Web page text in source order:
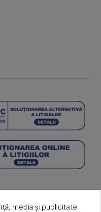
media și publicitate.